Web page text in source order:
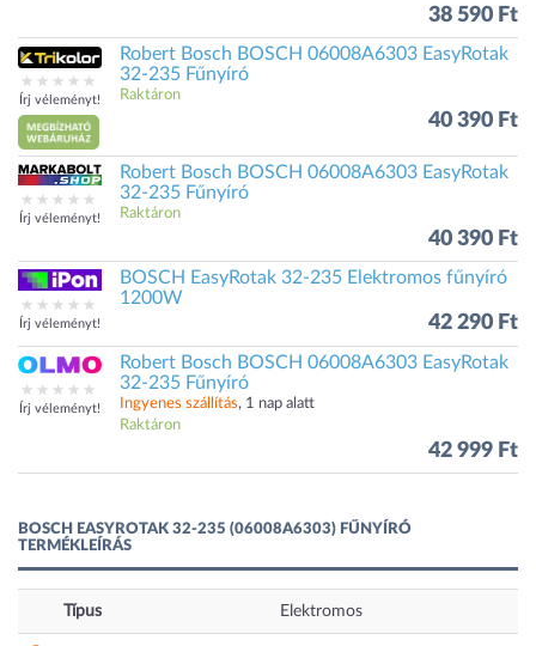
38 590 Ft
Írj véleményt!
Robert Bosch BOSCH 06008A6303 EasyRotak
32-235 Fűnyíró
Raktáron
40 390 Ft
Írj véleményt!
Robert Bosch BOSCH 06008A6303 EasyRotak
32-235 Fűnyíró
Raktáron
40 390 Ft
Írj véleményt!
BOSCH EasyRotak 32-235 Elektromos fűnyíró
1200W
42 290 Ft
Írj véleményt!
Robert Bosch BOSCH 06008A6303 EasyRotak
32-235 Fűnyíró
Ingyenes szállítás, 1 nap alatt
Raktáron
42 999 Ft
BOSCH EASYROTAK 32-235 (06008A6303) FŰNYÍRÓ
TERMÉKLEÍRÁS
Típus Elektromos